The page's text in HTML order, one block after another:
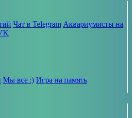
Чат в Telegram Аквариумисты на
Мы все :) Игра на память